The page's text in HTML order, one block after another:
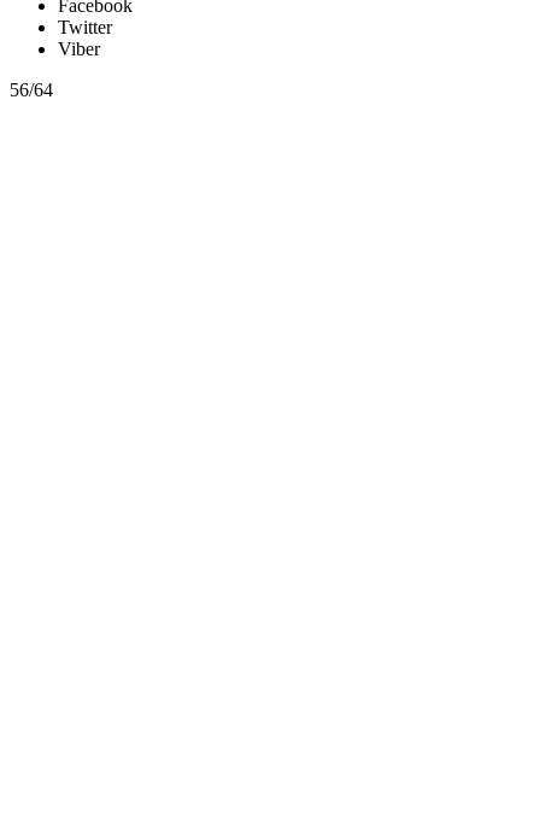
Facebook
Twitter
Viber
56/64